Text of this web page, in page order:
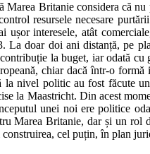
Britanie considera că nu
resursele necesare
interesele, atât
doar doi ani distanță, pe
la buget, iar odată cu
chiar dacă într-o
nivel politic au fost făcute
la Maastricht. Din acest
unei noi ere politice
Marea Britanie, dar și un
cel puțin, în plan